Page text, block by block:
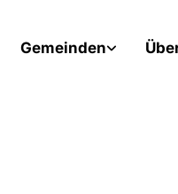
Gemeinden